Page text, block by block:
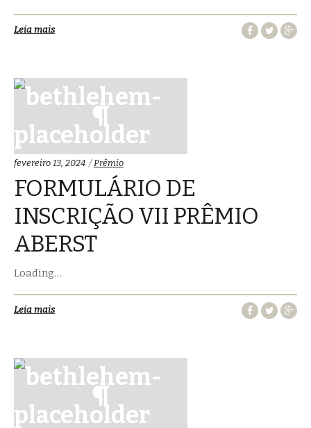
Leia mais
fevereiro 13, 2024 Categorias:
Prêmio
FORMULÁRIO DE
INSCRIÇÃO VII PRÊMIO
ABERST
Loading…
Leia mais